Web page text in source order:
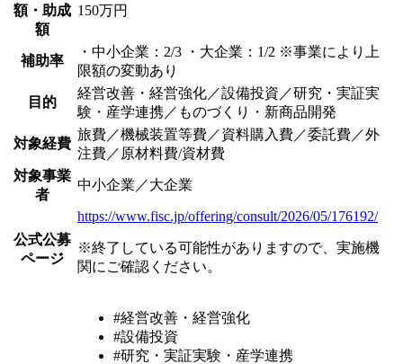
額・助成
額
150万円
補助率
・中小企業：2/3 ・大企業：1/2 ※事業により上
限額の変動あり
目的
経営改善・経営強化／設備投資／研究・実証実
験・産学連携／ものづくり・新商品開発
対象経費
旅費／機械装置等費／資料購入費／委託費／外
注費／原材料費/資材費
対象事業
者
中小企業／大企業
公式公募
ページ
https://www.fisc.jp/offering/consult/2026/05/176192/
※終了している可能性がありますので、実施機
関にご確認ください。
#経営改善・経営強化
#設備投資
#研究・実証実験・産学連携